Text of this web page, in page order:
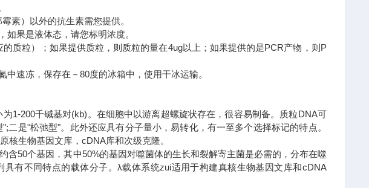
素）以外的抗生素需您提供。
果是液体态，请您标明浓度。
质粒）；如果提供质粒，则质粒的量在4ug以上；如果提供的是PCR产物，则P
速冻，保存在－80度的冰箱中，使用干冰运输。
1-200千碱基对(kb)。在细胞中以游离超螺旋状存在，很容易制备。质粒DNA可
是"松弛型"。此外还应具有分子量小，易转化，有一至多个选择标记的特点。
核生物基因文库，cDNA库和次级克隆。
50个基因，其中50%的基因对噬菌体的生长和裂解寄主菌是必需的，分布在噬
有不同特点的载体分子。λ载体系统zui适用于构建真核生物基因文库和cDNA